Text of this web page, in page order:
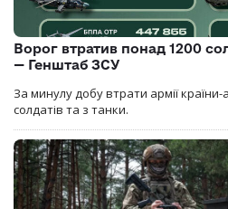
Ворог втратив понад 1200
— Генштаб ЗСУ
За минулу добу втрати армії країни-
солдатів та з танки.